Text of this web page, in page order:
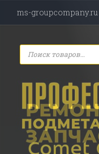
Перейти к
ms-groupcompany.ru
Поиск
товаров